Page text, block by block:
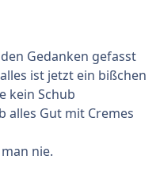
Gedanken gefasst
ist jetzt ein bißchen
kein Schub
alles Gut mit Cremes
nie.